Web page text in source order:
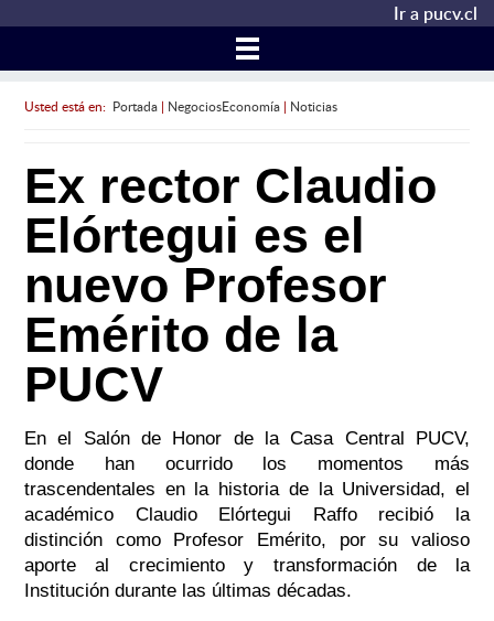
Ir a pucv.cl
Usted está en: Portada| NegociosEconomía| Noticias
Ex rector Claudio
Elórtegui es el
nuevo Profesor
Emérito de la
PUCV
En el Salón de Honor de la Casa Central PUCV,
donde han ocurrido los momentos más
trascendentales en la historia de la Universidad, el
académico Claudio Elórtegui Raffo recibió la
distinción como Profesor Emérito, por su valioso
aporte al crecimiento y transformación de la
Institución durante las últimas décadas.